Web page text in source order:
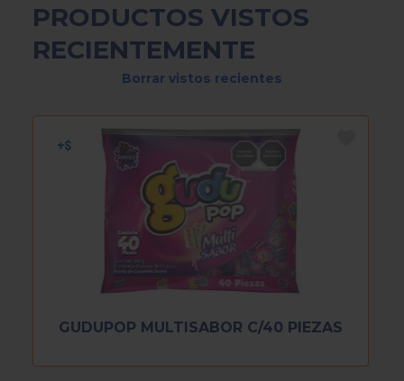
PRODUCTOS VISTOS
RECIENTEMENTE
Borrar vistos recientes
GUDUPOP MULTISABOR C/40 PIEZAS